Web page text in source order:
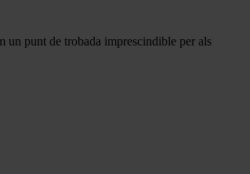
un punt de trobada imprescindible per als